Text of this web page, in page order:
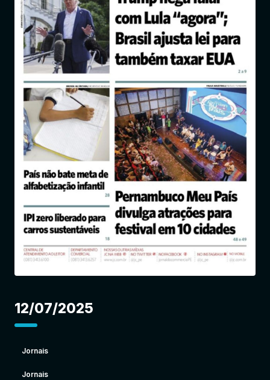
Notícias
Entrar
12/07/2025
Jornais
Jornais